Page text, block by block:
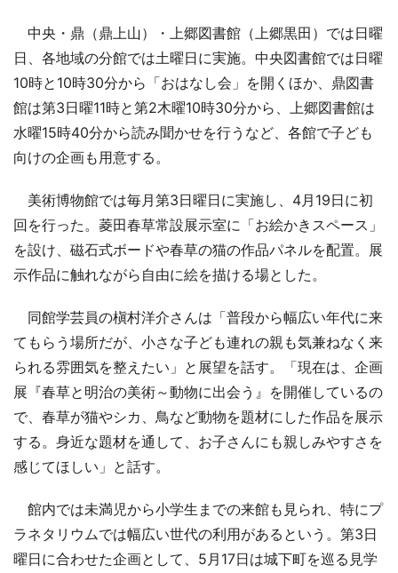
中央・鼎（鼎上山）・上郷図書館（上郷黒田）では日曜
日、各地域の分館では土曜日に実施。中央図書館では日曜
10時と10時30分から「おはなし会」を開くほか、鼎図書
館は第3日曜11時と第2木曜10時30分から、上郷図書館は
水曜15時40分から読み聞かせを行うなど、各館で子ども
向けの企画も用意する。
美術博物館では毎月第3日曜日に実施し、4月19日に初
回を行った。菱田春草常設展示室に「お絵かきスペース」
を設け、磁石式ボードや春草の猫の作品パネルを配置。展
示作品に触れながら自由に絵を描ける場とした。
同館学芸員の槇村洋介さんは「普段から幅広い年代に来
てもらう場所だが、小さな子ども連れの親も気兼ねなく来
られる雰囲気を整えたい」と展望を話す。「現在は、企画
展『春草と明治の美術～動物に出会う』を開催しているの
で、春草が猫やシカ、鳥など動物を題材にした作品を展示
する。身近な題材を通して、お子さんにも親しみやすさを
感じてほしい」と話す。
館内では未満児から小学生までの来館も見られ、特にプ
ラネタリウムでは幅広い世代の利用があるという。第3日
曜日に合わせた企画として、5月17日は城下町を巡る見学